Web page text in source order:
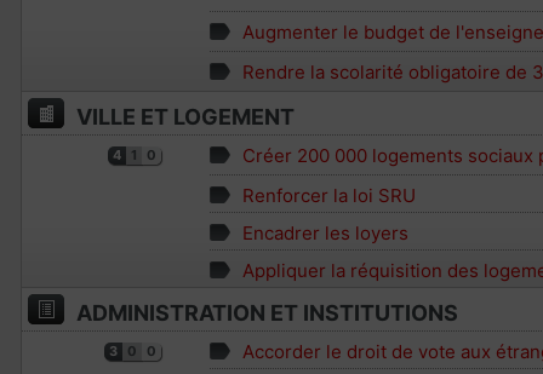
Augmenter le budget de
Rendre la scolarité obligatoire de
VILLE ET LOGEMENT
4 1 0
Créer 200 000 logements sociaux
Renforcer la loi SRU
Encadrer les loyers
Appliquer la réquisition des
ADMINISTRATION ET INSTITUTIONS
3 0 0
Accorder le droit de vote aux